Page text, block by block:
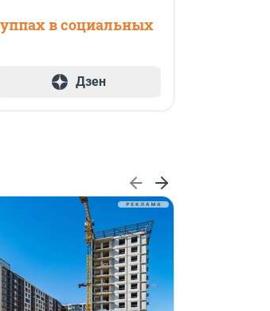
в социальных
Дзен